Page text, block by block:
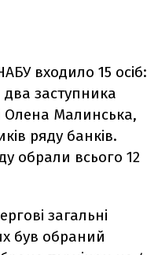
входило 15 осіб:
заступника
Олена Малинська,
ряду банків.
обрали всього 12
загальні
був обраний